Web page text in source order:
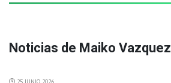
Noticias de Maiko Vazquez